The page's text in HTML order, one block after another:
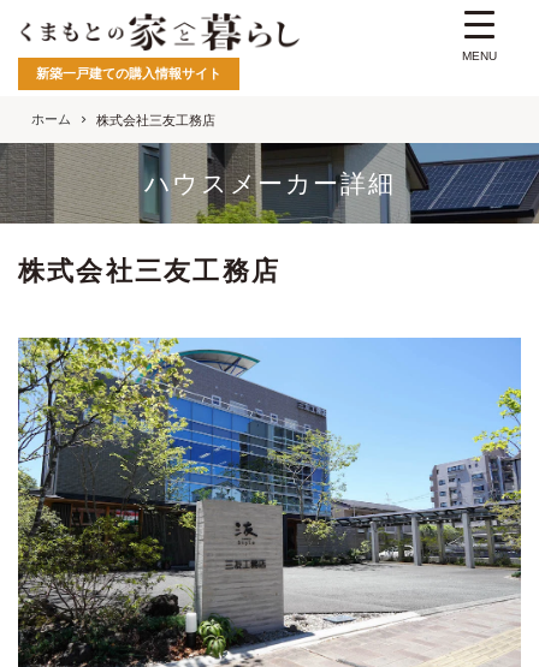
新築一戸建ての購入情報サイト
ホーム 株式会社三友工務店
ハウスメーカー詳細
株式会社三友工務店
MENU